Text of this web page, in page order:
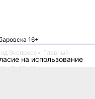
16+
Экспресс». Главный
47-55-48.
повышения качества